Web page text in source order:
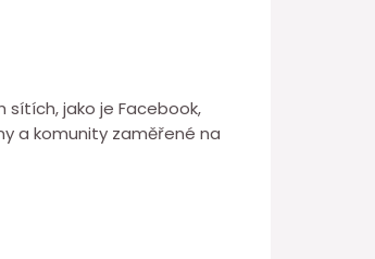
jako je Facebook,
a komunity zaměřené na